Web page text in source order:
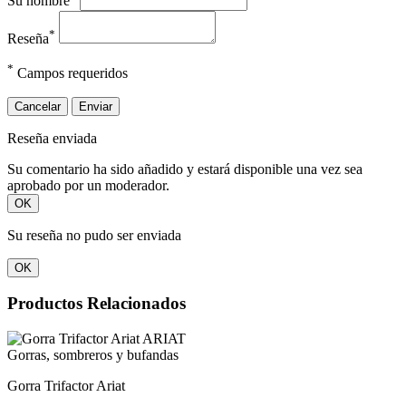
Reseña*
* Campos requeridos
Cancelar Enviar
Reseña enviada
Su comentario ha sido añadido y estará disponible una vez sea
aprobado por un moderador.
OK
Su reseña no pudo ser enviada
OK
Productos Relacionados
Gorras, sombreros y bufandas
Gorra Trifactor Ariat